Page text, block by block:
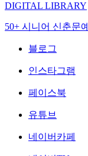
DIGITAL LIBRARY
50+ 시니어 신춘문예
블로그
인스타그램
페이스북
유튜브
네이버카페